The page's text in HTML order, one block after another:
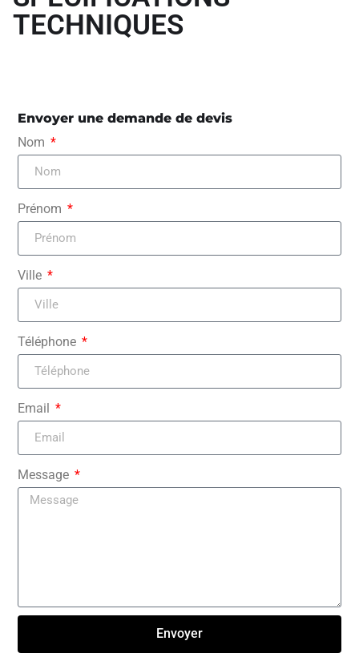
TECHNIQUES
Envoyer une demande de devis
Nom
Prénom
Ville
Téléphone
Email
Message
Envoyer